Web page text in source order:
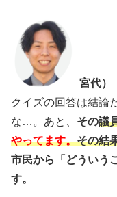
宮代）
クイズの回答は結論
な…。あと、 その議
やってます。その結
市民から「どういう
す。